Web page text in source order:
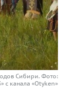
Сибири. Фото:
с канала «Otyken»